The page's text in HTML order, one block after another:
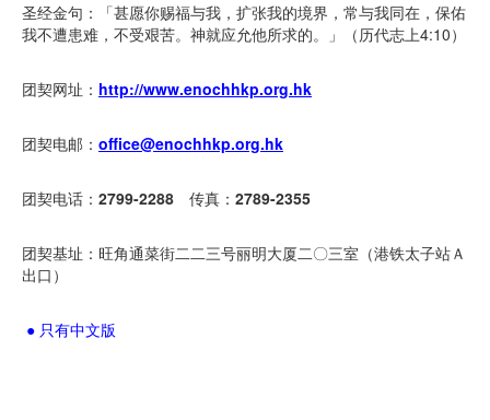
圣经金句：「甚愿你赐福与我，扩张我的境界，常与我同在，保佑
我不遭患难，不受艰苦。神就应允他所求的。」（历代志上4:10）
团契网址： http://www.enochhkp.org.hk
团契电邮： office@enochhkp.org.hk
团契电话： 2799-2288 传真： 2789-2355
团契基址：旺角通菜街二二三号丽明大厦二〇三室（港铁太子站Ａ
出口）
● 只有中文版